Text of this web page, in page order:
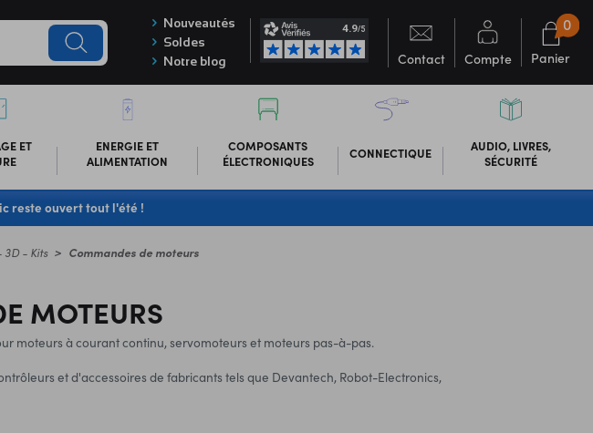
Nouveautés
Soldes
Notre blog
Contact Compte Panier
0
ET
ENERGIE ET
ALIMENTATION
COMPOSANTS
ÉLECTRONIQUES
CONNECTIQUE
AUDIO, LIVRES,
SÉCURITÉ
reste ouvert tout l'été !
- Kits Commandes de moteurs
MOTEURS
moteurs à courant continu, servomoteurs et moteurs pas-à-pas.
et d'accessoires de fabricants tels que Devantech, Robot-Electronics,